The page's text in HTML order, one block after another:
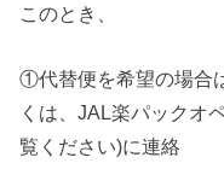
このとき、
①代替便を希望の場合
くは、JAL楽パックオ
覧ください)に連絡